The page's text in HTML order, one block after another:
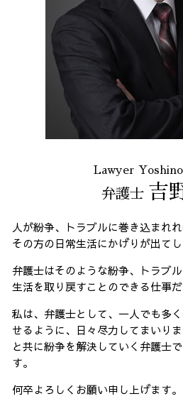
Lawyer
弁護士 吉
人が紛争、トラブルに巻き込まれ
その方の日常生活にかげりが出てし
弁護士はそのような紛争、トラブ
生活を取り戻すことのできる仕事だ
私は、弁護士として、一人でも多
せるように、日々尽力してまいり
と共に紛争を解決していく弁護士
す。
何卒よろしくお願い申し上げます。